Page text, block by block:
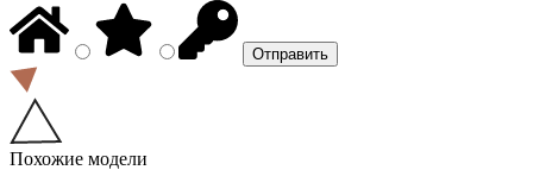
Похожие модели